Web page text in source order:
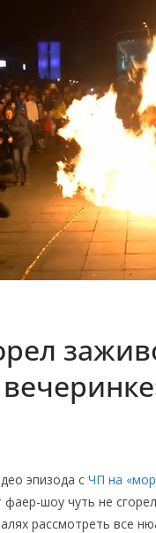
эпизода с ЧП на
фаер-шоу чуть не
рассмотреть все